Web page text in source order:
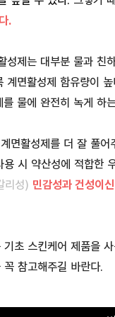
.
성제는 대부분 물과 친
계면활성제 함유량이
를 물에 완전히 녹게 하
면활성제를 더 잘 풀어
시 약산성에 적합한
리성) 민감성과 건성이
초 스킨케어 제품을
참고해주길 바란다.